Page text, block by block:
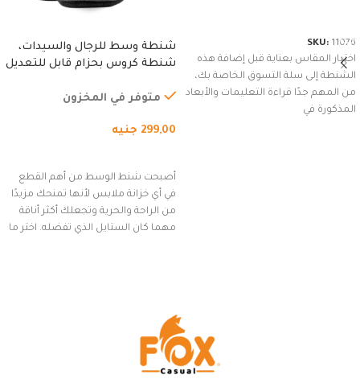
SKU: 11076
اختيار المقاس بعناية قبل إضافة هذه
الشنطة إلى سلة التسوق الخاصة بك،
من المهم جدًا قراءة التعليمات والأبعاد
المذكورة في
شنطة وسط للرجال والسيدات،
شنطة كروس بحزام قابل للتعديل
السفر، الجري العادي، المشي
(رمادي)
متوفر في المخزون
299,00 جنيه
أصبحت شنط الوسط من أهم القطع
في أي خزانة ملابس لأنها تمنحك مزيدًا
من الراحة والحرية وتجعلك أكثر أناقة
مهما كان الستايل الذي تفضله. اختر ما